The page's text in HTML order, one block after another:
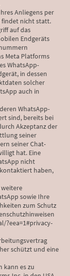
Anliegens per
findet nicht statt.
auf das
Endgeräts
Meta Platforms
WhatsApp-
in dessen
solcher
auch in
WhatsApp-
sind, bereits bei
Akzeptanz der
seiner
seiner Chat-
hat. Eine
nicht
haben,
sowie Ihre
zum Schutz
?eea=1#privacy-
schützt und eine
kann es zu